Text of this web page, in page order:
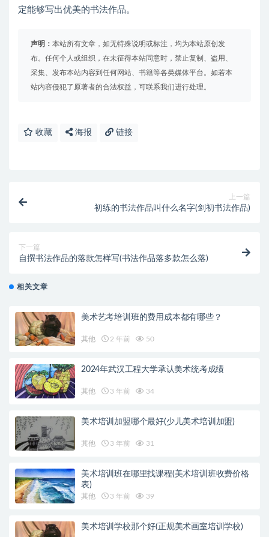
定能够写出优美的书法作品。
声明： 本站所有文章，如无特殊说明或标注，均为本站原创发
布。任何个人或组织，在未征得本站同意时，禁止复制、盗用、
采集、发布本站内容到任何网站、书籍等各类媒体平台。如若本
站内容侵犯了原著者的合法权益，可联系我们进行处理。
收藏 海报 链接
上一篇
初练的书法作品叫什么名字(剑初书法作品)
下一篇
自撰书法作品的落款怎样写(书法作品落多款怎么落)
相关文章
美术艺考培训班的费用成本都有哪些？
其他 2 年前 50
2024年武汉工程大学承认美术统考成绩
其他 3 年前 34
美术培训加盟哪个最好(少儿美术培训加盟)
其他 3 年前 31
美术培训班在哪里找课程(美术培训班收费价格
表)
其他 3 年前 39
美术培训学校那个好(正规美术画室培训学校)